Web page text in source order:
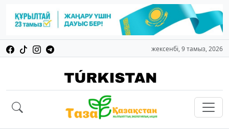
жексенбі, 9 тамыз, 2026